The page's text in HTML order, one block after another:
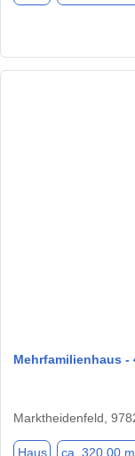
Mehrfamilienhaus -
Marktheidenfeld,
Haus ca. 320,00